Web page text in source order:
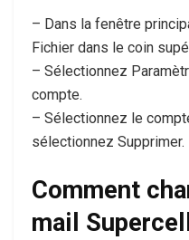
– Dans la fenêtre
Fichier dans le coin
– Sélectionnez
compte.
– Sélectionnez le
sélectionnez Supprimer.
Comment
mail